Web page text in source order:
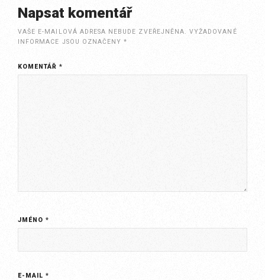
Napsat komentář
VAŠE E-MAILOVÁ ADRESA NEBUDE ZVEŘEJNĚNA. VYŽADOVANÉ
INFORMACE JSOU OZNAČENY*
KOMENTÁŘ*
JMÉNO*
E-MAIL*